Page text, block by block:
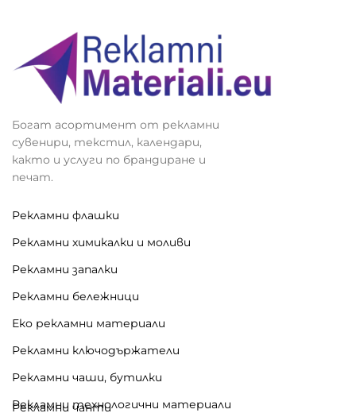
Богат асортимент от рекламни
сувенири, текстил, календари,
както и услуги по брандиране и
печат.
Рекламни флашки
Рекламни химикалки и моливи
Рекламни запалки
Рекламни бележници
Еко рекламни материали
Рекламни ключодържатели
Рекламни чаши, бутилки
Рекламни технологични материали
Рекламни чанти